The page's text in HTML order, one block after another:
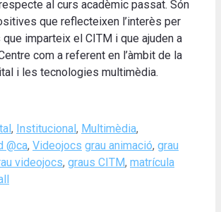
al curs acadèmic passat. Són
que reflecteixen l’interès per
imparteix el CITM i que ajuden a
com a referent en l’àmbit de la
i les tecnologies multimèdia.
, Institucional , Multimèdia,
@ca, Videojocs Tags
grau animació, grau
videojocs, graus CITM, matrícula